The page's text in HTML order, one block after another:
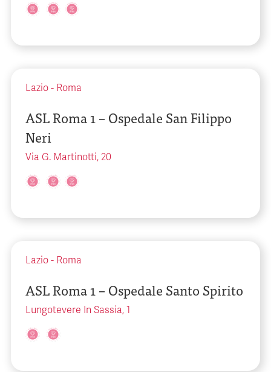
Lazio - Roma
ASL Roma 1 – Ospedale San Filippo
Neri
Via G. Martinotti, 20
Lazio - Roma
ASL Roma 1 – Ospedale Santo Spirito
Lungotevere In Sassia, 1